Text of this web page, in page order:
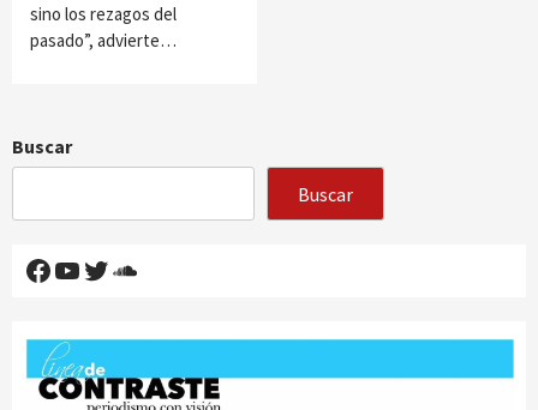
sino los rezagos del
pasado”, advierte…
Buscar
Buscar
Facebook
YouTube
Twitter
SoundCloud